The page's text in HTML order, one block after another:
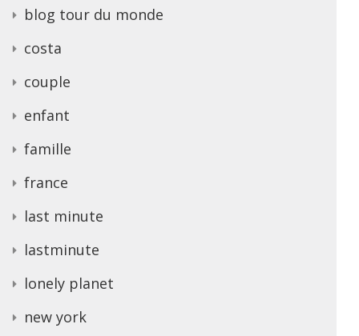
blog tour du monde
costa
couple
enfant
famille
france
last minute
lastminute
lonely planet
new york